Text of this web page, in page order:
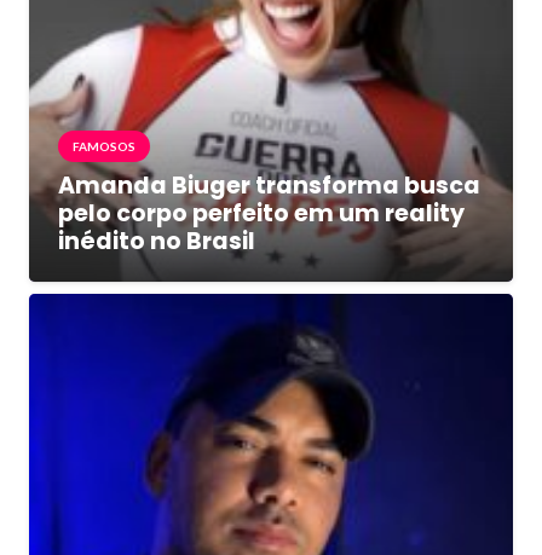
FAMOSOS
Amanda Biuger transforma busca
pelo corpo perfeito em um reality
inédito no Brasil